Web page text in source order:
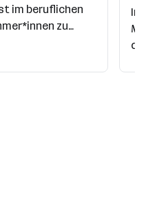
im beruflichen
zu
Tipps
In